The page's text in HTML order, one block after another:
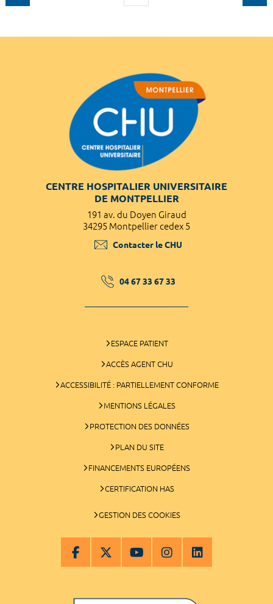
CENTRE HOSPITALIER UNIVERSITAIRE
DE MONTPELLIER
191 av. du Doyen Giraud
34295 Montpellier cedex 5
Contacter le CHU
04 67 33 67 33
ESPACE PATIENT
ACCÈS AGENT CHU
ACCESSIBILITÉ : PARTIELLEMENT CONFORME
MENTIONS LÉGALES
PROTECTION DES DONNÉES
PLAN DU SITE
FINANCEMENTS EUROPÉENS
CERTIFICATION HAS
GESTION DES COOKIES